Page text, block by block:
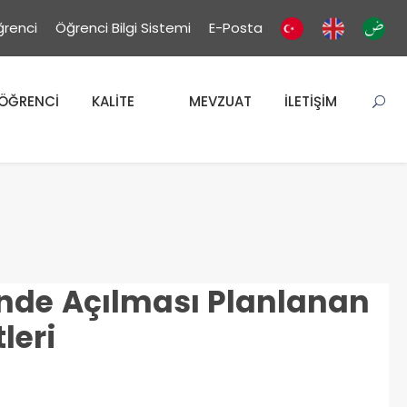
Öğrenci Bilgi Sistemi E-Posta
KALİTE MEVZUAT İLETİŞİM
Açılması Planlanan